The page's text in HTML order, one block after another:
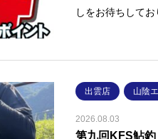
しをお待ちして
出雲店 山陰
2026.08.03
第九回KFS鮎